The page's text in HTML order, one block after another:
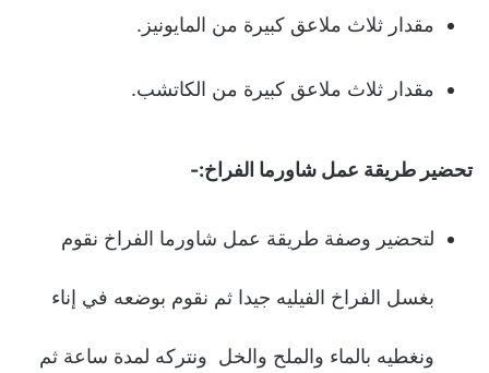
مقدار ثلاث ملاعق كبيرة من المايونيز.
مقدار ثلاث ملاعق كبيرة من الكاتشب.
تحضير طريقة عمل شاورما الفراخ:-
لتحضير وصفة طريقة عمل شاورما الفراخ نقوم
بغسل الفراخ الفيليه جيدا ثم نقوم بوضعه في إناء
ونغطيه بالماء والملح والخل ونتركه لمدة ساعة ثم